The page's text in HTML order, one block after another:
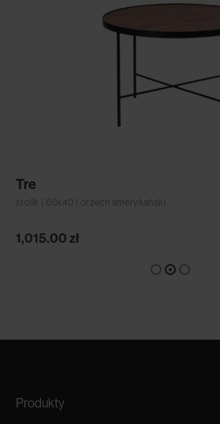
Tre
stolik | 60x40 | orzech amerykański
1,015.00 zł
Produkty